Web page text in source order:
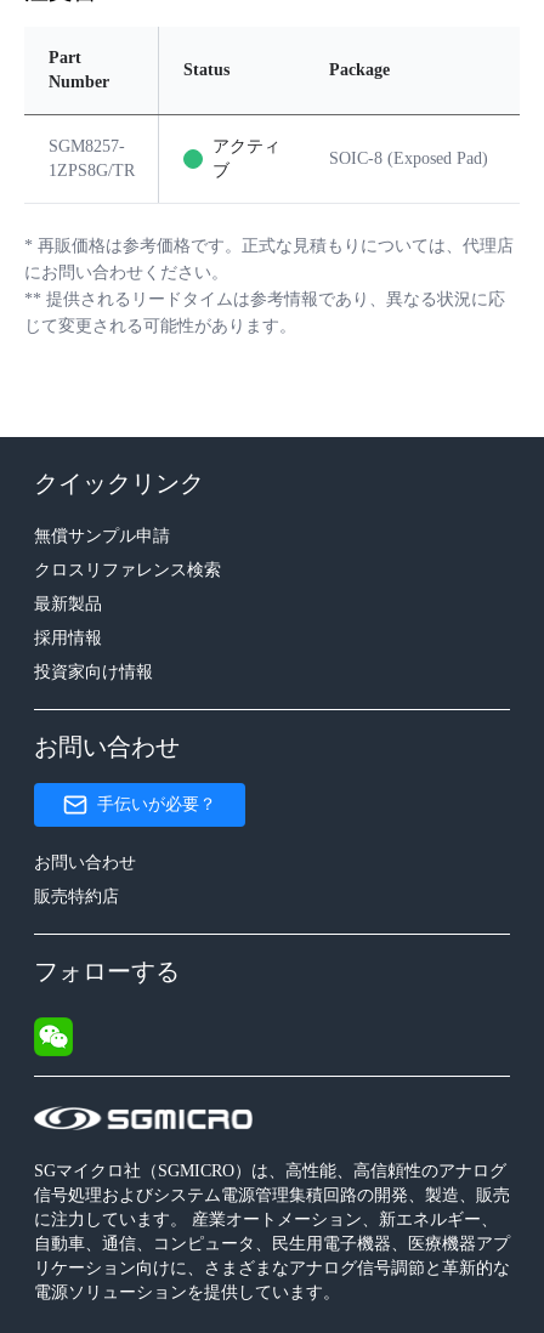
Part
Number
Status Package
SGM8257-
1ZPS8G/TR
アクティ
ブ
SOIC-8 (Exposed Pad)
* 再販価格は参考価格です。正式な見積もりについては、代理店
にお問い合わせください。
** 提供されるリードタイムは参考情報であり、異なる状況に応
じて変更される可能性があります。
SGマイクロ社（SGMICRO）は、高性能、高信頼性のアナログ
信号処理およびシステム電源管理集積回路の開発、製造、販売
に注力しています。 産業オートメーション、新エネルギー、
自動車、通信、コンピュータ、民生用電子機器、医療機器アプ
リケーション向けに、さまざまなアナログ信号調節と革新的な
電源ソリューションを提供しています。
クイックリンク
無償サンプル申請
クロスリファレンス検索
最新製品
採用情報
投資家向け情報
お問い合わせ
手伝いが必要？
お問い合わせ
販売特約店
フォローする